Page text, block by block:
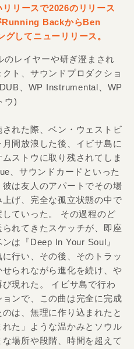
リースで2026のリリース
Running BackからBen
してニューリリース。
レイヤーや研ぎ澄まされ
ト、サウンドプロダクショ
、WP Instrumental、WP
ウ)
された際、ベン・ウェストビ
間放浪した後、イビサ島に
ストウに取り残されてしま
、サウンドカードといった
は友人のアパートでその場
げ、完全な孤立状態の中で
ていった。 その過程のど
れてきたスケッチが、即座
は『Deep In Your Soul』
行い、その後、そのトラッ
られながら進化を続け、や
現れた。 イビサ島で行わ
ンで、この曲は完全に完成
は、無理に作り込まれたと
た」ような温かみとソウル
場所や段階、時間を超えて